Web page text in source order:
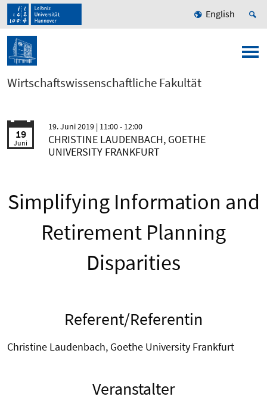
English
Wirtschaftswissenschaftliche Fakultät
19
Juni
19. Juni 2019 | 11:00 - 12:00
CHRISTINE LAUDENBACH, GOETHE
UNIVERSITY FRANKFURT
Simplifying Information and
Retirement Planning
Disparities
Referent/Referentin
Christine Laudenbach, Goethe University Frankfurt
Veranstalter